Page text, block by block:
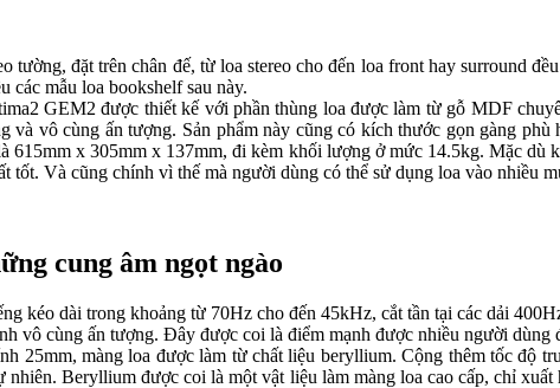
tường, đặt trên chân đế, từ loa stereo cho đến loa front hay surround
các mẫu loa bookshelf sau này.
GEM2 được thiết kế với phần thùng loa được làm từ gỗ MDF
và vô cùng ấn tượng. Sản phẩm này cũng có kích thước gọn gàng
615mm x 305mm x 137mm, đi kèm khối lượng ở mức 14.5kg. Mặc
tốt. Và cũng chính vì thế mà người dùng có thể sử dụng loa vào nhiều
cung âm ngọt ngào
kéo dài trong khoảng từ 70Hz cho đến 45kHz, cắt tần tại các dải
vô cùng ấn tượng. Đây được coi là điểm mạnh được nhiều người dùng
25mm, màng loa được làm từ chất liệu beryllium. Cộng thêm tốc độ
Beryllium được coi là một vật liệu làm màng loa cao cấp, chỉ